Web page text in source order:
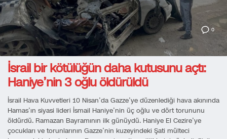
0
İsrail bir kötülüğün daha kutusunu açtı:
Haniye’nin 3 oğlu öldürüldü
İsrail Hava Kuvvetleri 10 Nisan’da Gazze’ye düzenlediği hava akınında
Hamas’ın siyasi lideri İsmail Haniye’nin üç oğlu ve dört torununu
öldürdü. Ramazan Bayramının ilk günüydü. Haniye El Cezire’ye
çocukları ve torunlarının Gazze’nin kuzeyindeki Şati mülteci